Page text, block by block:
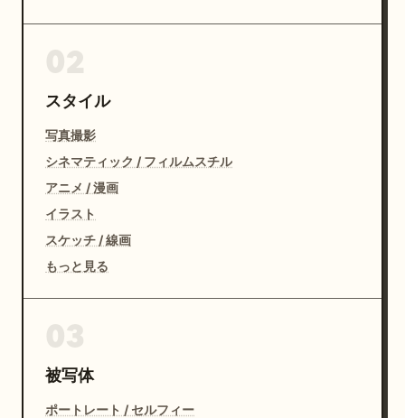
スタイル
写真撮影
シネマティック / フィルムスチル
アニメ / 漫画
イラスト
スケッチ / 線画
もっと見る
被写体
ポートレート / セルフィー